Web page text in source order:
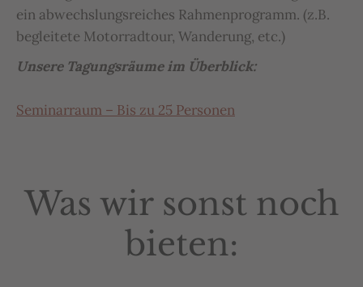
ein abwechslungsreiches Rahmenprogramm. (z.B.
begleitete Motorradtour, Wanderung, etc.)
Unsere Tagungsräume im Überblick:
Seminarraum – Bis zu 25 Personen
Was wir sonst noch
bieten: